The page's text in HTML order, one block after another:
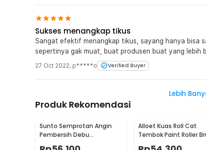
Sukses menangkap tikus
Sangat efektif menangkap tikus, sayang hanya bisa
sepertinya gak muat, buat produsen buat yang lebih
27 Oct 2022, p*****o Verified Buyer
Lebih
Produk Rekomendasi
Sunto Semprotan Angin
Pembersih Debu
Compressed Air Duster
Alloet Kuas Roll Cat
Tembok Paint Roller
8.5cm - HD-TVYQS